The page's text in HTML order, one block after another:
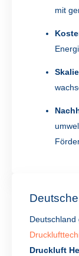
mit
Druckluft